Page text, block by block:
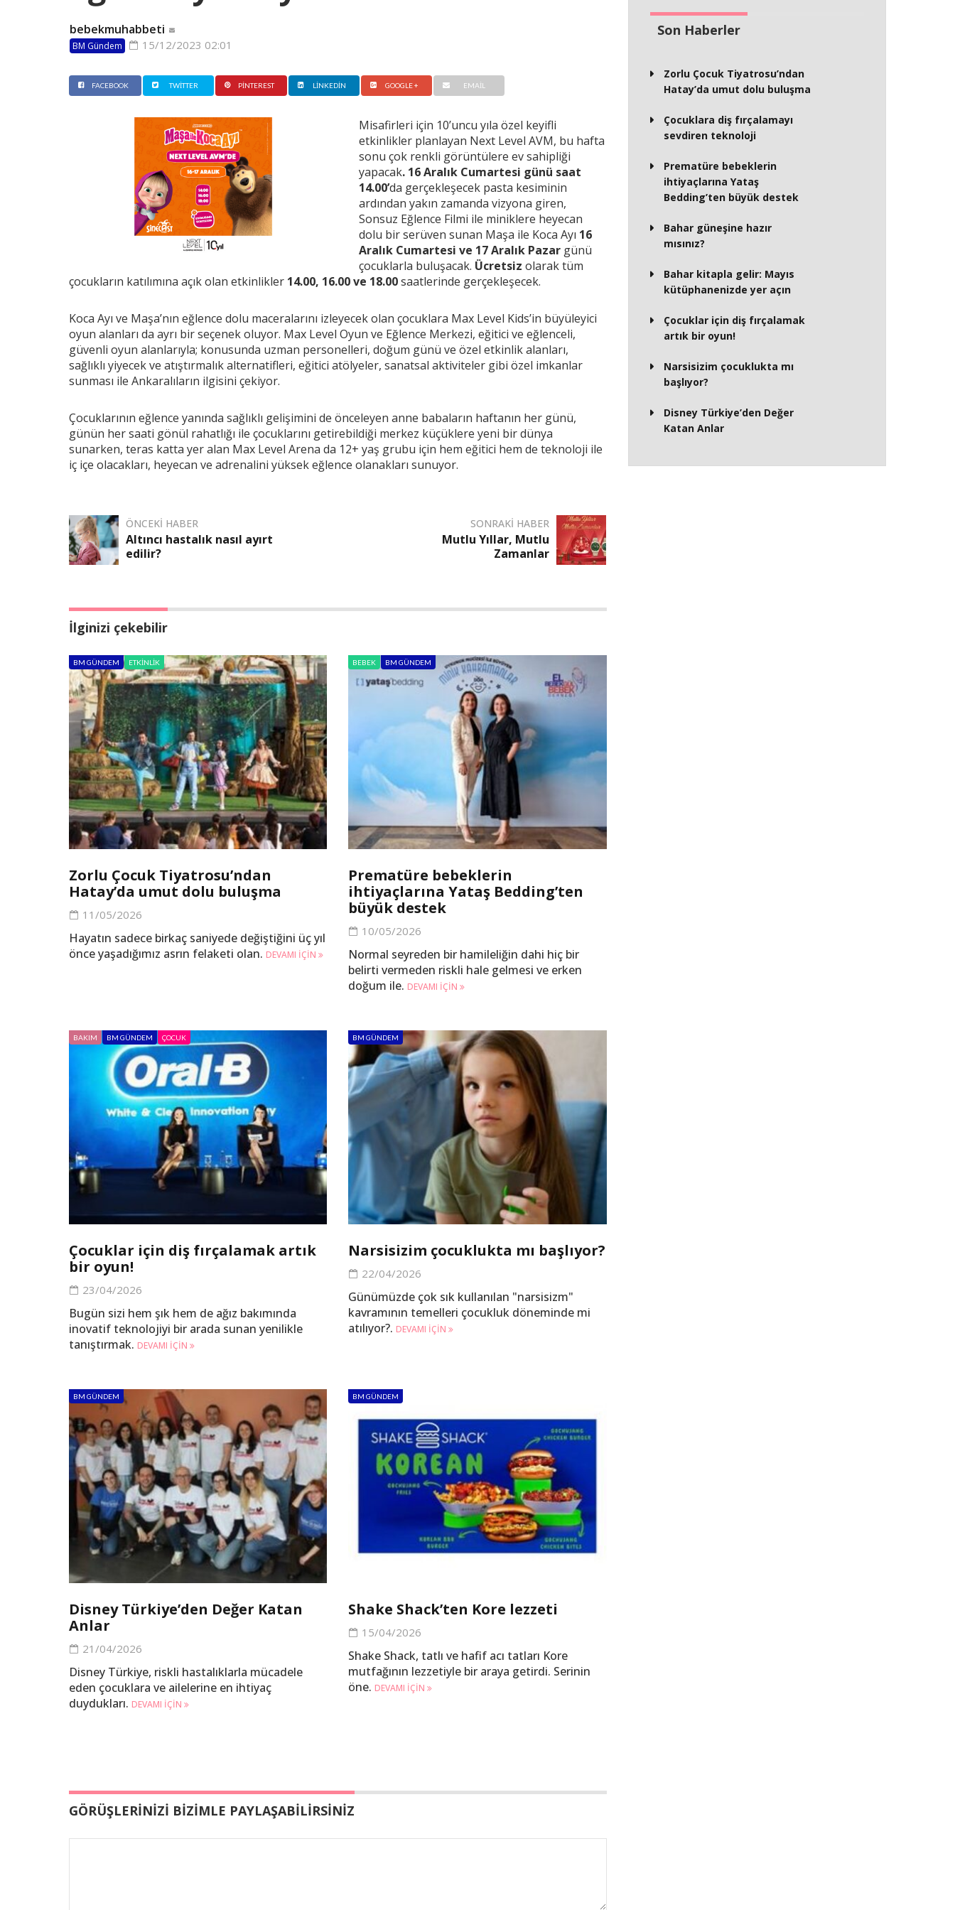
bebekmuhabbeti
BM Gündem 15/12/2023 02:01
FACEBOOK TWITTER PINTEREST LINKEDIN GOOGLE + EMAIL
Misafirleri için 10’uncu yıla özel keyifli
etkinlikler planlayan Next Level AVM, bu hafta
sonu çok renkli görüntülere ev sahipliği
yapacak. 16 Aralık Cumartesi günü saat
14.00’da gerçekleşecek pasta kesiminin
ardından yakın zamanda vizyona giren,
Sonsuz Eğlence Filmi ile miniklere heyecan
dolu bir serüven sunan Maşa ile Koca Ayı 16
Aralık Cumartesi ve 17 Aralık Pazar günü
çocuklarla buluşacak. Ücretsiz olarak tüm
çocukların katılımına açık olan etkinlikler 14.00, 16.00 ve 18.00saatlerinde gerçekleşecek.
Koca Ayı ve Maşa’nın eğlence dolu maceralarını izleyecek olan çocuklara Max Level Kids’in büyüleyici
oyun alanları da ayrı bir seçenek oluyor. Max Level Oyun ve Eğlence Merkezi, eğitici ve eğlenceli,
güvenli oyun alanlarıyla; konusunda uzman personelleri, doğum günü ve özel etkinlik alanları,
sağlıklı yiyecek ve atıştırmalık alternatifleri, eğitici atölyeler, sanatsal aktiviteler gibi özel imkanlar
sunması ile Ankaralıların ilgisini çekiyor.
Çocuklarının eğlence yanında sağlıklı gelişimini de önceleyen anne babaların haftanın her günü,
günün her saati gönül rahatlığı ile çocuklarını getirebildiği merkez küçüklere yeni bir dünya
sunarken, teras katta yer alan Max Level Arena da 12+ yaş grubu için hem eğitici hem de teknoloji ile
iç içe olacakları, heyecan ve adrenalini yüksek eğlence olanakları sunuyor.
ÖNCEKI HABER
Altıncı hastalık nasıl ayırt
edilir?
SONRAKI HABER
Mutlu Yıllar, Mutlu
Zamanlar
İlginizi çekebilir
BM GÜNDEM ETKINLIK
Zorlu Çocuk Tiyatrosu’ndan
Hatay’da umut dolu buluşma
11/05/2026
Hayatın sadece birkaç saniyede değiştiğini üç yıl
önce yaşadığımız asrın felaketi olan. DEVAMI IÇIN
BEBEK BM GÜNDEM
Prematüre bebeklerin
ihtiyaçlarına Yataş Bedding’ten
büyük destek
10/05/2026
Normal seyreden bir hamileliğin dahi hiç bir
belirti vermeden riskli hale gelmesi ve erken
doğum ile. DEVAMI IÇIN
BAKIM BM GÜNDEM ÇOCUK
Çocuklar için diş fırçalamak artık
bir oyun!
23/04/2026
Bugün sizi hem şık hem de ağız bakımında
inovatif teknolojiyi bir arada sunan yenilikle
tanıştırmak. DEVAMI IÇIN
BM GÜNDEM
Narsisizim çocuklukta mı başlıyor?
22/04/2026
Günümüzde çok sık kullanılan "narsisizm"
kavramının temelleri çocukluk döneminde mi
atılıyor?. DEVAMI IÇIN
BM GÜNDEM
Disney Türkiye’den Değer Katan
Anlar
21/04/2026
Disney Türkiye, riskli hastalıklarla mücadele
eden çocuklara ve ailelerine en ihtiyaç
duydukları. DEVAMI IÇIN
BM GÜNDEM
Shake Shack’ten Kore lezzeti
15/04/2026
Shake Shack, tatlı ve hafif acı tatları Kore
mutfağının lezzetiyle bir araya getirdi. Serinin
öne. DEVAMI IÇIN
GÖRÜŞLERİNİZİ BİZİMLE PAYLAŞABİLİRSİNİZ
Son Haberler
Zorlu Çocuk Tiyatrosu’ndan
Hatay’da umut dolu buluşma
Çocuklara diş fırçalamayı
sevdiren teknoloji
Prematüre bebeklerin
ihtiyaçlarına Yataş
Bedding’ten büyük destek
Bahar güneşine hazır
mısınız?
Bahar kitapla gelir: Mayıs
kütüphanenizde yer açın
Çocuklar için diş fırçalamak
artık bir oyun!
Narsisizim çocuklukta mı
başlıyor?
Disney Türkiye’den Değer
Katan Anlar